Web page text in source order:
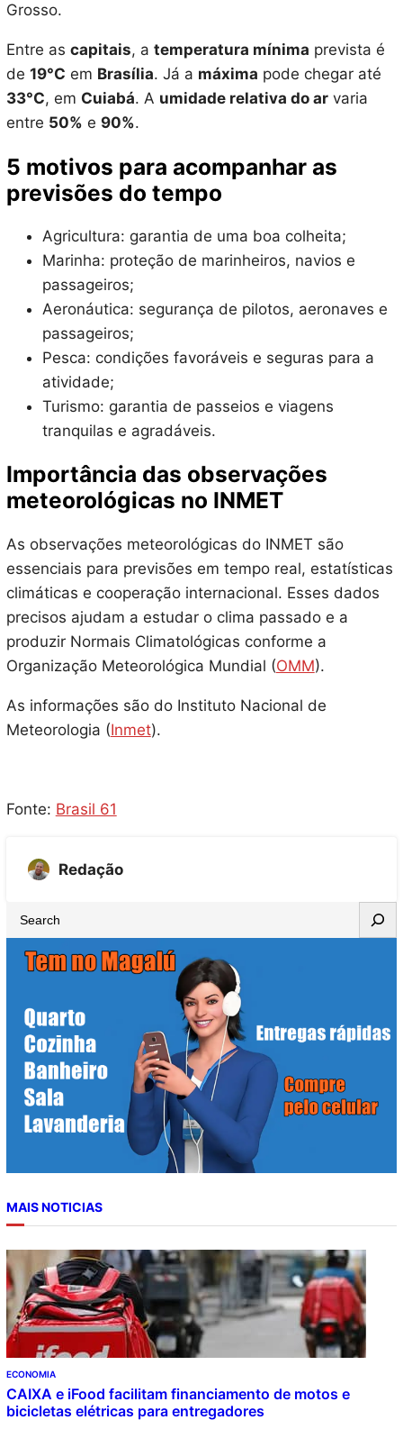
Grosso.
Entre as capitais, a temperatura mínima prevista é
de 19°C em Brasília. Já a máxima pode chegar até
33°C, em Cuiabá. A umidade relativa do arvaria
entre 50% e 90%.
5 motivos para acompanhar as
previsões do tempo
Agricultura: garantia de uma boa colheita;
Marinha: proteção de marinheiros, navios e
passageiros;
Aeronáutica: segurança de pilotos, aeronaves e
passageiros;
Pesca: condições favoráveis e seguras para a
atividade;
Turismo: garantia de passeios e viagens
tranquilas e agradáveis.
Importância das observações
meteorológicas no INMET
As observações meteorológicas do INMET são
essenciais para previsões em tempo real, estatísticas
climáticas e cooperação internacional. Esses dados
precisos ajudam a estudar o clima passado e a
produzir Normais Climatológicas conforme a
Organização Meteorológica Mundial (OMM).
As informações são do Instituto Nacional de
Meteorologia (Inmet).
Fonte: Brasil 61
Redação
e
MAIS NOTICIAS
ECONOMIA
CAIXA e iFood facilitam financiamento de motos e
bicicletas elétricas para entregadores